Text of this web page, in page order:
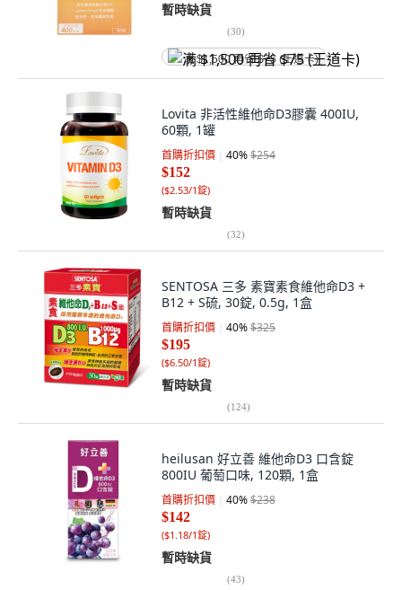
暫時缺貨
(30)
满 $1,500 再省 $75 (王道卡)
Lovita 非活性維他命D3膠囊 400IU,
60顆, 1罐
首購折扣價 40%$254
$152
($2.53/1錠)
暫時缺貨
(32)
SENTOSA 三多 素寶素食維他命D3 +
B12 + S硫, 30錠, 0.5g, 1盒
首購折扣價 40%$325
$195
($6.50/1錠)
暫時缺貨
(124)
heilusan 好立善 維他命D3 口含錠
800IU 葡萄口味, 120顆, 1盒
首購折扣價 40%$238
$142
($1.18/1錠)
暫時缺貨
(43)